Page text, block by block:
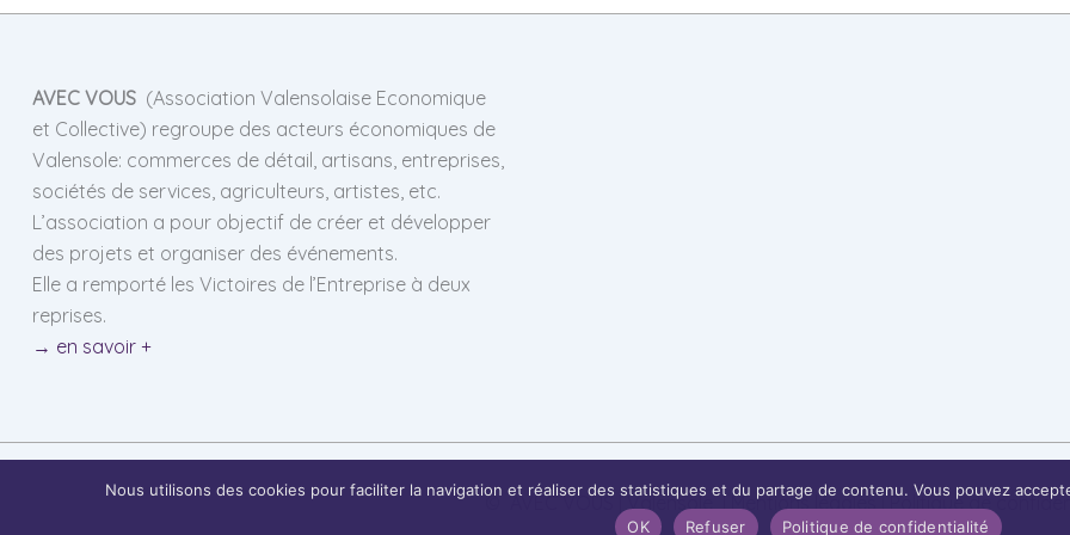
AVEC VOUS (Association Valensolaise Economique
et Collective) regroupe des acteurs économiques de
Valensole: commerces de détail, artisans, entreprises,
sociétés de services, agriculteurs, artistes, etc.
L’association a pour objectif de créer et développer
des projets et organiser des événements.
Elle a remporté les Victoires de l’Entreprise à deux
reprises.
→ en savoir +
©AVEC VOUS | Valensole |Mentions légales|Politique de
Nous utilisons des cookies pour faciliter la navigation et réaliser des statistiques et du partage de contenu. Vous pouvez
OK
Refuser Politique de confidentialité